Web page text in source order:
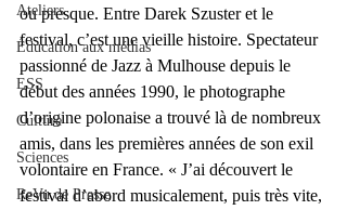
Ateliers
Éducation aux médias
ESS
Culture
Sciences
ReVu de Presse
ou presque. Entre Darek Szuster et le
festival, c’est une vieille histoire. Spectateur
passionné de Jazz à Mulhouse depuis le
début des années 1990, le photographe
d’origine polonaise a trouvé là de nombreux
amis, dans les premières années de son exil
volontaire en France. « J’ai découvert le
festival d’abord musicalement, puis très vite,